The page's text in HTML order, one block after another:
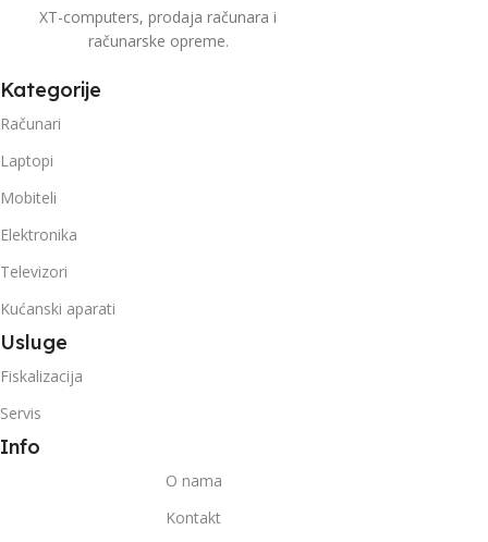
XT-computers, prodaja računara i
računarske opreme.
Kategorije
Računari
Laptopi
Mobiteli
Elektronika
Televizori
Kućanski aparati
Usluge
Fiskalizacija
Servis
Info
O nama
Kontakt